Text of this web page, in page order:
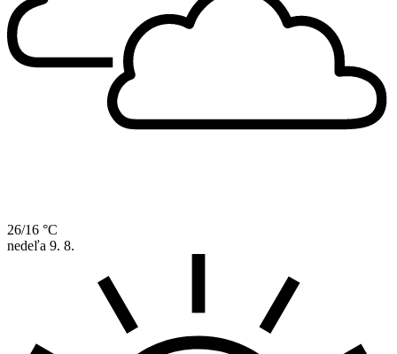
26/16 °C
nedeľa 9. 8.